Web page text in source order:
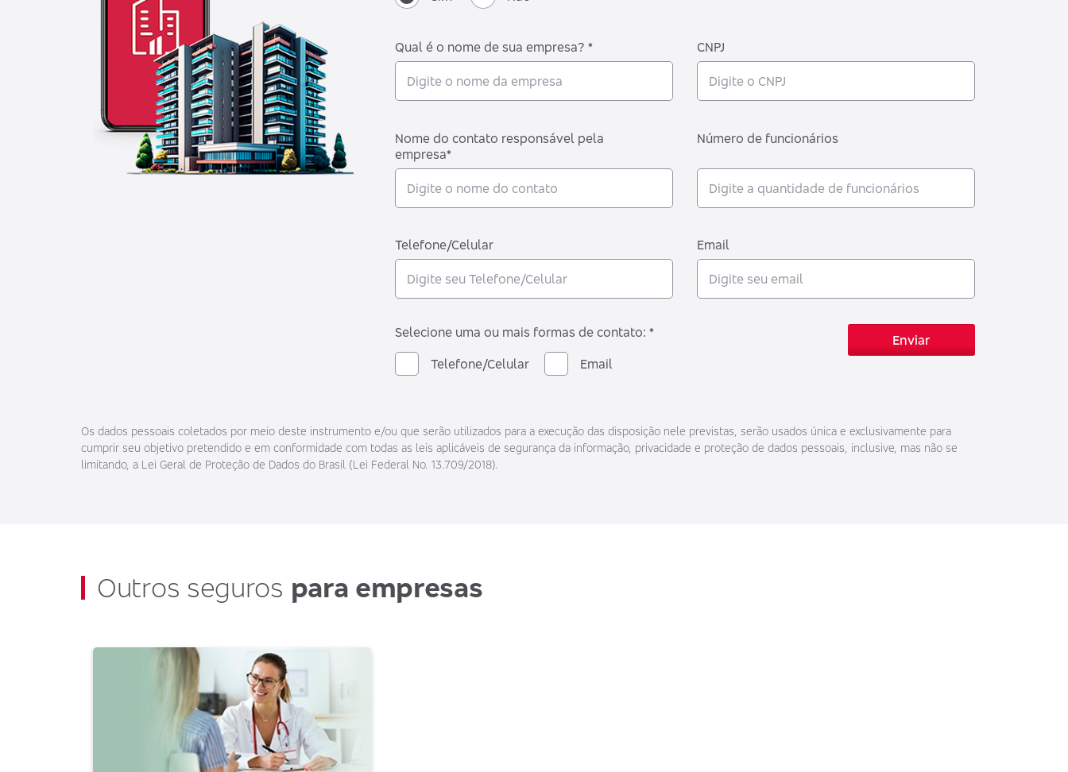
Qual é o nome de sua empresa? * CNPJ
Nome do contato responsável pela
empresa*
Número de funcionários
Telefone/Celular Email
Selecione uma ou mais formas de contato: *
Telefone/Celular
Email
Enviar
Os dados pessoais coletados por meio deste instrumento e/ou que serão utilizados para a execução das disposição nele previstas, serão usados única e exclusivamente para
cumprir seu objetivo pretendido e em conformidade com todas as leis aplicáveis de segurança da informação, privacidade e proteção de dados pessoais, inclusive, mas não se
limitando, a Lei Geral de Proteção de Dados do Brasil (Lei Federal No. 13.709/2018).
Outros seguros para empresas